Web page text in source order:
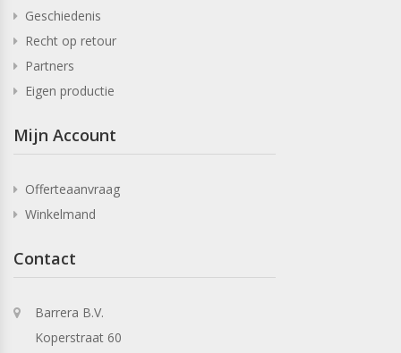
Geschiedenis
Recht op retour
Partners
Eigen productie
Mijn Account
Offerteaanvraag
Winkelmand
Contact
Barrera B.V.
Koperstraat 60